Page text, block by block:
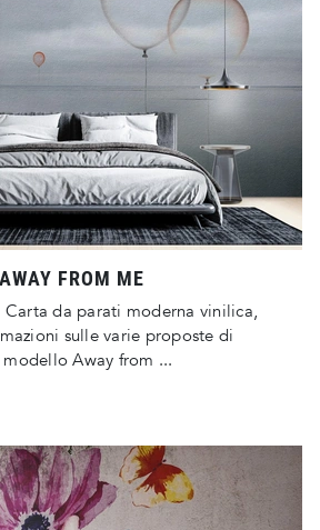
AWAY FROM ME
Carta da parati moderna vinilica,
sulle varie proposte di
Away from ...